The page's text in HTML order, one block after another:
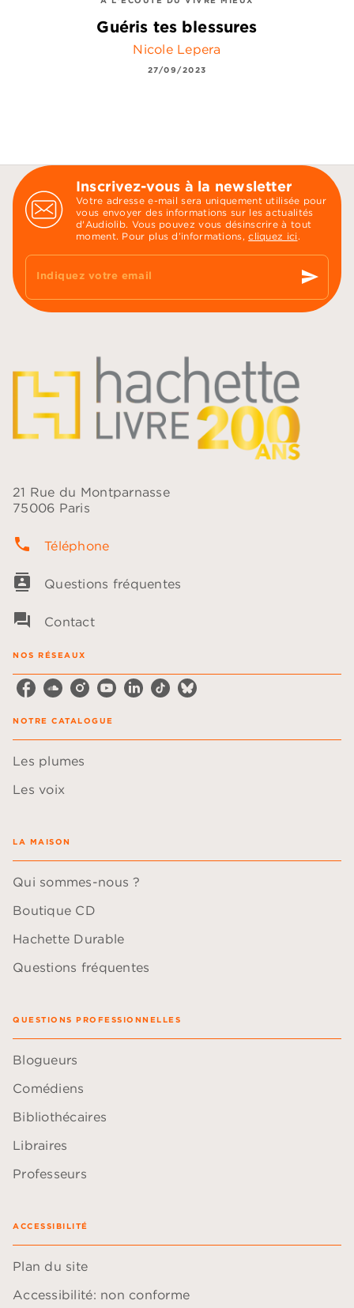
Guéris tes blessures
Nicole Lepera
27/09/2023
Inscrivez-vous à la newsletter
Votre adresse e-mail sera uniquement utilisée pour
vous envoyer des informations sur les actualités
d'Audiolib. Vous pouvez vous désinscrire à tout
moment. Pour plus d’informations,cliquez ici .
Indiquez votre email send
21 Rue du Montparnasse
75006 Paris
phone Téléphone
contacts Questions fréquentes
question_answer Contact
NOS RÉSEAUX
NOTRE CATALOGUE
Les plumes
Les voix
LA MAISON
Qui sommes-nous ?
Boutique CD
Hachette Durable
Questions fréquentes
QUESTIONS PROFESSIONNELLES
Blogueurs
Comédiens
Bibliothécaires
Libraires
Professeurs
ACCESSIBILITÉ
Plan du site
Accessibilité: non conforme